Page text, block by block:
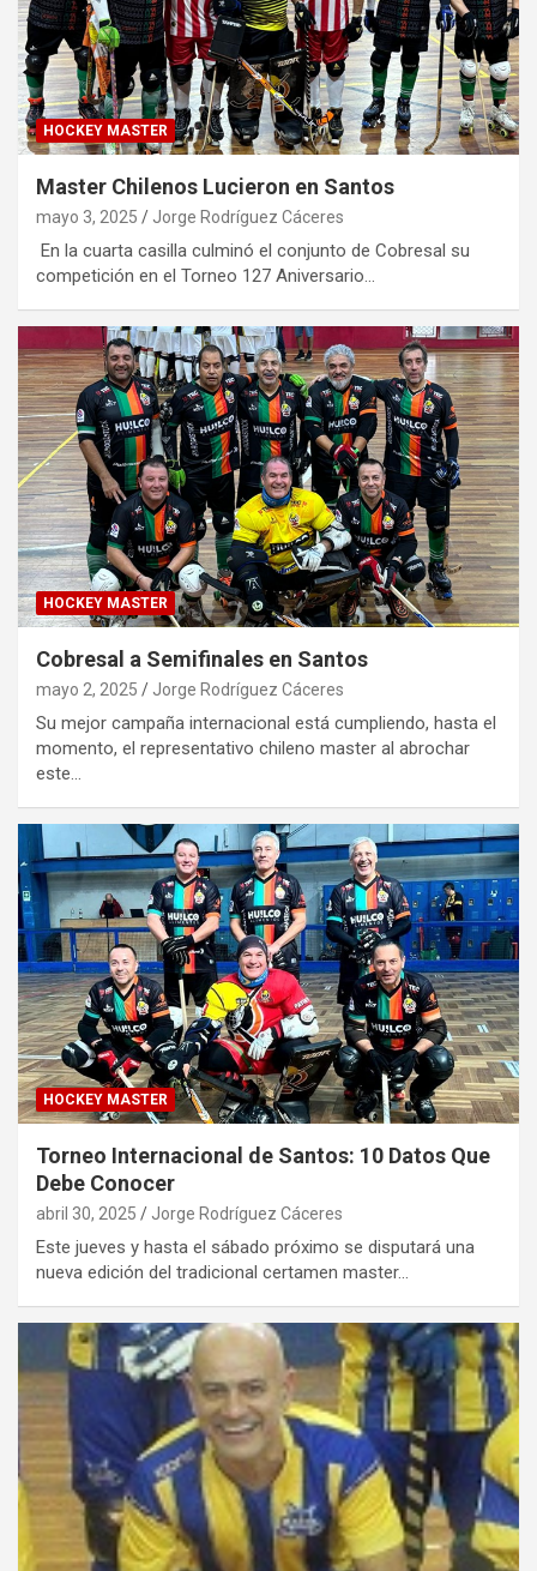
HOCKEY MASTER
Master Chilenos Lucieron en Santos
mayo 3, 2025 Jorge Rodríguez Cáceres
En la cuarta casilla culminó el conjunto de Cobresal su
competición en el Torneo 127 Aniversario…
HOCKEY MASTER
Cobresal a Semifinales en Santos
mayo 2, 2025 Jorge Rodríguez Cáceres
Su mejor campaña internacional está cumpliendo, hasta el
momento, el representativo chileno master al abrochar
este…
HOCKEY MASTER
Torneo Internacional de Santos: 10 Datos Que
Debe Conocer
abril 30, 2025 Jorge Rodríguez Cáceres
Este jueves y hasta el sábado próximo se disputará una
nueva edición del tradicional certamen master…